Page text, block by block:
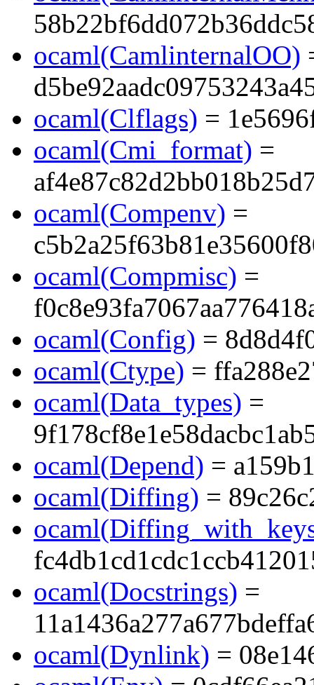
ocaml(CamlinternalOO)
ocaml(Clflags) =
ocaml(Cmi_format) =
ocaml(Compenv) =
ocaml(Compmisc) =
ocaml(Config) =
ocaml(Ctype) =
ocaml(Data_types) =
ocaml(Depend) =
ocaml(Diffing) =
ocaml(Docstrings) =
ocaml(Dynlink) =